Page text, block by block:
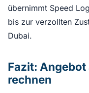
übernimmt Speed
bis zur verzollten
Dubai.
Fazit:
rechnen